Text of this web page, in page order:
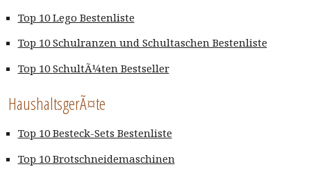
Top 10 Lego Bestenliste
Top 10 Schulranzen und Schultaschen Bestenliste
Top 10 SchultÃ¼ten Bestseller
HaushaltsgerÃ¤te
Top 10 Besteck-Sets Bestenliste
Top 10 Brotschneidemaschinen